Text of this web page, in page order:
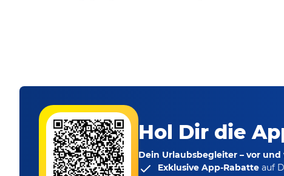
Hol Dir die
Dein Urlaubsbegleiter – vor
Exklusive App-Rabatte auf